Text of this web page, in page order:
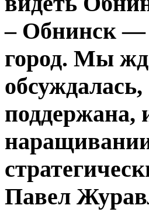
– Обнинск —
город. Мы
поддержана,
Павел